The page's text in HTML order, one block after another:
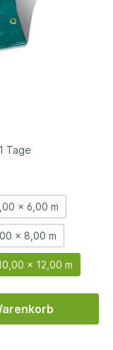
Tage
x 6,00 m
x 8,00 m
x 12,00 m